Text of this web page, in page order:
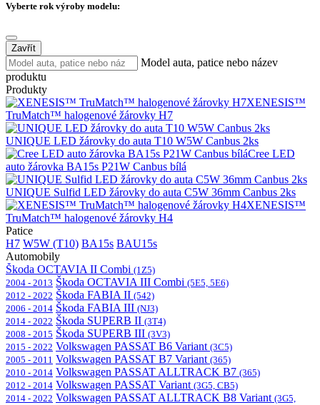
Vyberte rok výroby modelu:
Zavřít
Model auta, patice nebo název
produktu
Produkty
XENESIS™
TruMatch™ halogenové žárovky H7
UNIQUE LED žárovky do auta T10 W5W Canbus 2ks
Cree LED
auto žárovka BA15s P21W Canbus bílá
UNIQUE Sulfid LED žárovky do auta C5W 36mm Canbus 2ks
XENESIS™
TruMatch™ halogenové žárovky H4
Patice
H7 W5W (T10) BA15s BAU15s
Automobily
Škoda OCTAVIA II Combi (1Z5)
2004 - 2013 Škoda OCTAVIA III Combi (5E5, 5E6)
2012 - 2022 Škoda FABIA II (542)
2006 - 2014 Škoda FABIA III (NJ3)
2014 - 2022 Škoda SUPERB II (3T4)
2008 - 2015 Škoda SUPERB III (3V3)
2015 - 2022 Volkswagen PASSAT B6 Variant (3C5)
2005 - 2011 Volkswagen PASSAT B7 Variant (365)
2010 - 2014 Volkswagen PASSAT ALLTRACK B7 (365)
2012 - 2014 Volkswagen PASSAT Variant (3G5, CB5)
2014 - 2022 Volkswagen PASSAT ALLTRACK B8 Variant (3G5,